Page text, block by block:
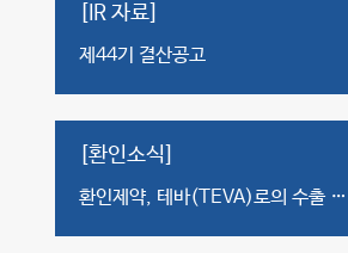
[IR 자료]
제44기 결산공고
[환인소식]
환인제약, 테바(TEVA)로의 수출 …